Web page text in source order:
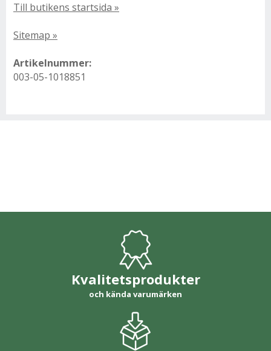
Till butikens startsida »
Sitemap »
Artikelnummer:
003-05-1018851
Kvalitetsprodukter
och kända varumärken